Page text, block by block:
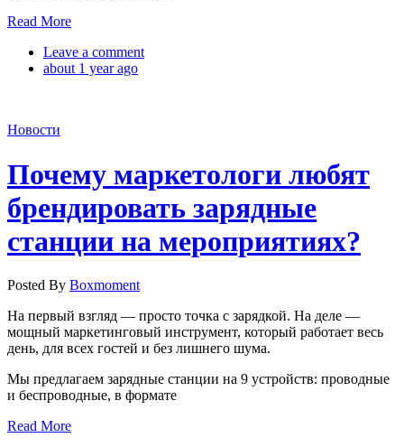
Read More
Leave a comment
about 1 year ago
Новости
Почему маркетологи любят
брендировать зарядные
станции на мероприятиях?
Posted By Boxmoment
На первый взгляд — просто точка с зарядкой. На деле —
мощный маркетинговый инструмент, который работает весь
день, для всех гостей и без лишнего шума.
Мы предлагаем зарядные станции на 9 устройств: проводные
и беспроводные, в формате
Read More